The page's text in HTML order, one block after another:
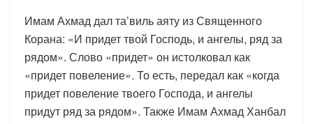
Имам Ахмад дал та’виль аяту из Священного
Корана: «И придет твой Господь, и ангелы, ряд за
рядом». Слово «придет» он истолковал как
«придет повеление». То есть, передал как «когда
придет повеление твоего Господа, и ангелы
придут ряд за рядом». Также Имам Ахмад Ханбал